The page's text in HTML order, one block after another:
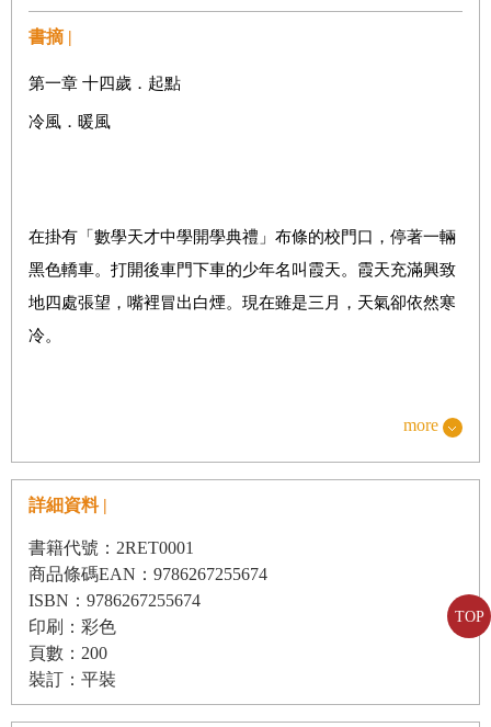
TOP
比家人還像家人
自由時間
第四章 謠言滿天飛
書摘 |
第一章 十四歲．起點
冷風．暖風
在掛有「數學天才中學開學典禮」布條的校門口，停著一輛
黑色轎車。打開後車門下車的少年名叫霞天。霞天充滿興致
地四處張望，嘴裡冒出白煙。現在雖是三月，天氣卻依然寒
冷。
特殊選才招生、一般招生和學區招生等三種管道，錄取了
120 位首批新生。
學校的目標在於透過討論課程和多元的課外活動，培養出富
有創意的數學人才，預計會實行全面寄宿制。
more
詳細資料 |
書籍代號：2RET0001
商品條碼EAN：9786267255674
ISBN：9786267255674
印刷：彩色
頁數：200
裝訂：平裝